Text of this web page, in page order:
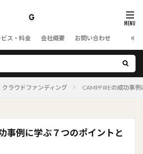
ス・料金 会社概要 お問い合わせ
クラウドファンディング CAMPFIREの成功事
事例に学ぶ７つのポイントと